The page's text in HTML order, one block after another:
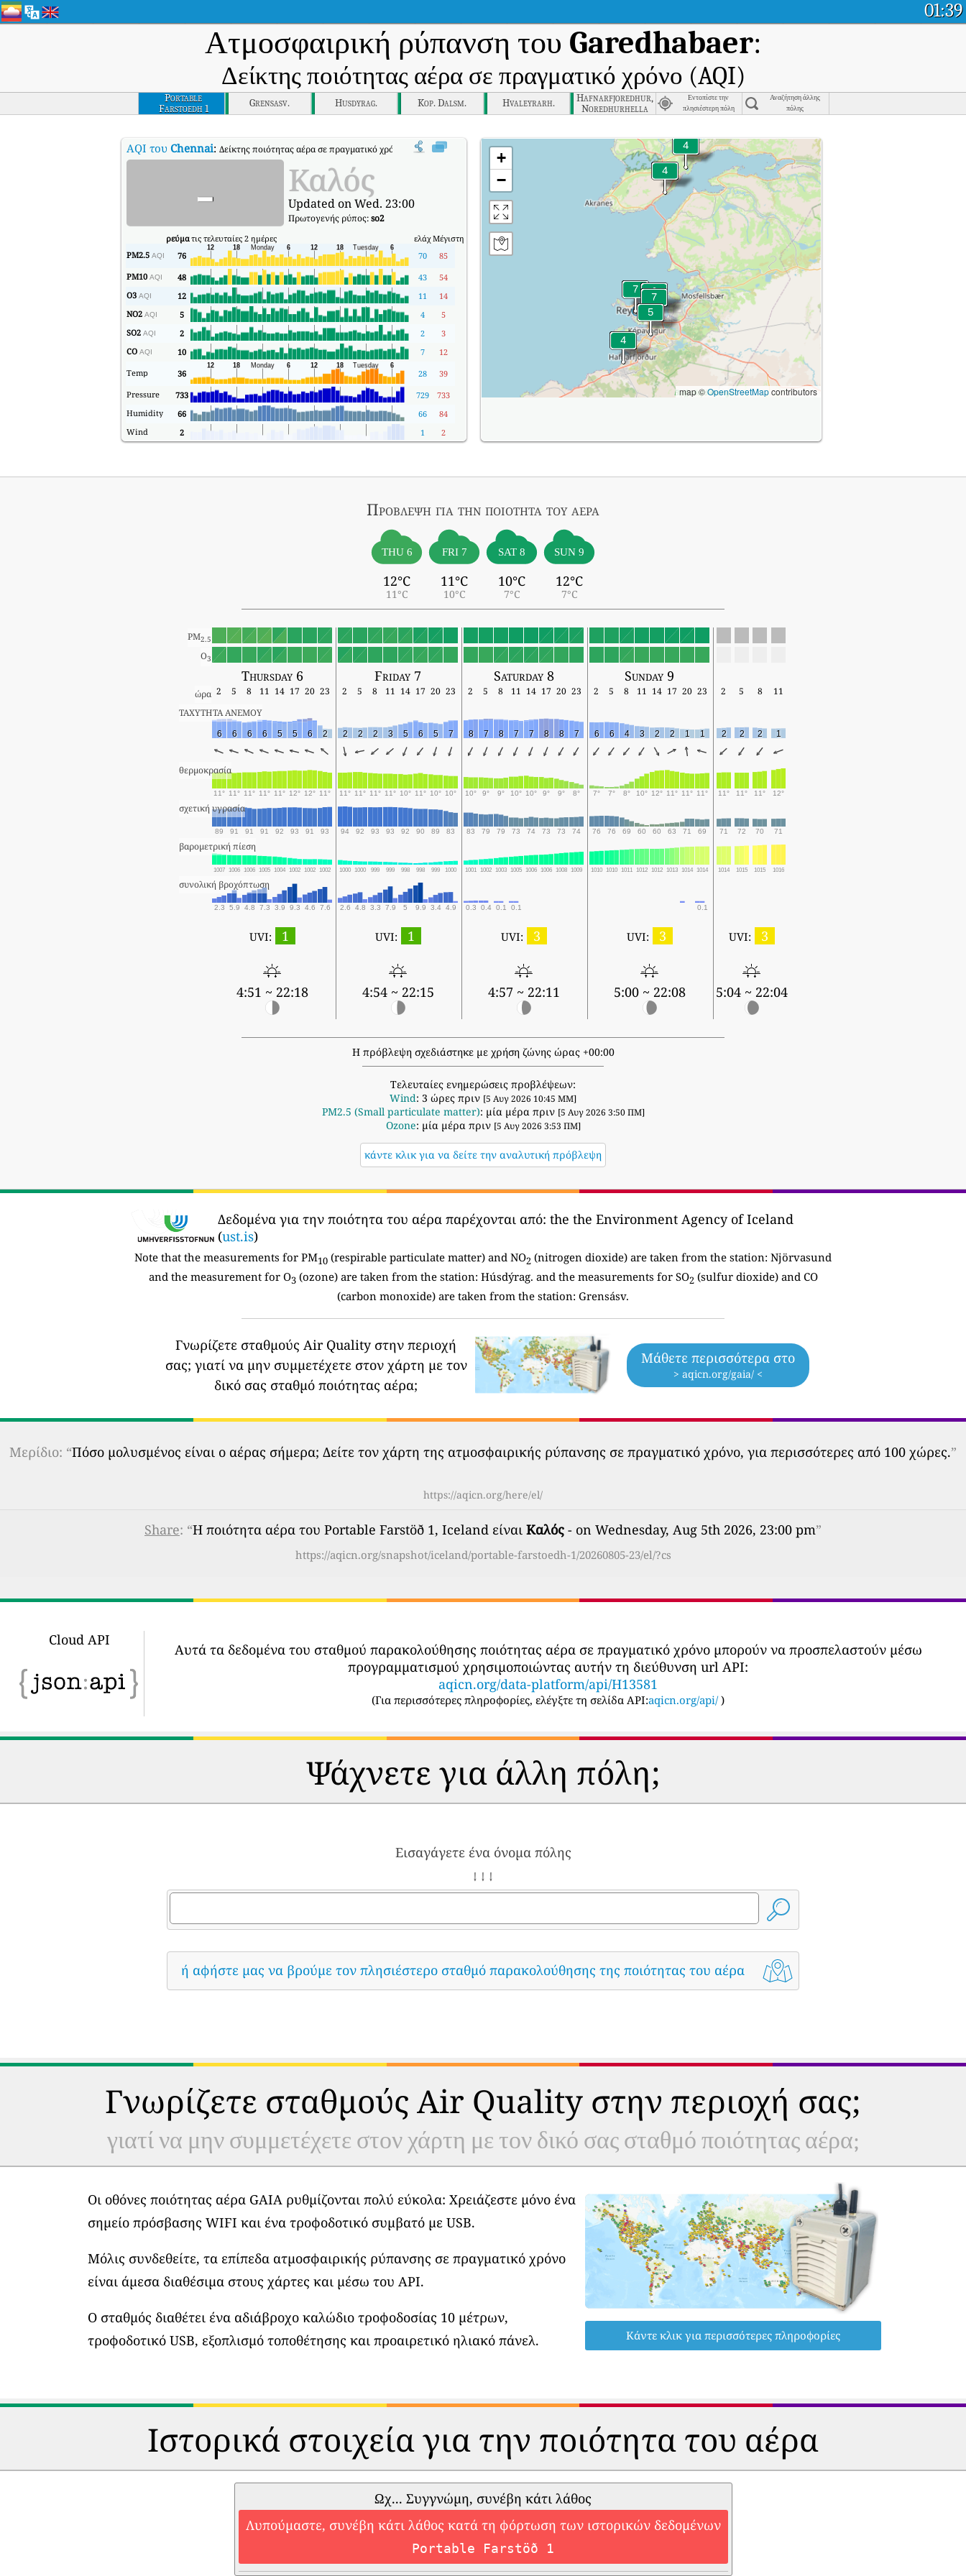
01:39
Ατμοσφαιρική ρύπανση του Garedhabaer:
Δείκτης ποιότητας αέρα σε πραγματικό χρόνο (AQI)
Portable
Farstoedh 1
Grensasv. Husdyrag. Kop. Dalsm. Hvaleyrarh.
Hafnarfjoredhur,
Noredhurhella
Εντοπίστε την
πλησιέστερη πόλη
Αναζήτηση άλλης
πόλης
AQI του Chennai: Δείκτης ποιότητας αέρα σε πραγματικό χρόνο (AQI) της Chennai.
- Καλός
Updated on Wed. 23:00
Πρωτογενής ρύπος:so2
ρεύματις τελευταίες 2 ημέρες ελάχΜέγιστη
PM2.5 AQI 76 70
85
PM10 AQI 48 43
54
O3 AQI 12 11
14
NO2 AQI 5 4
5
SO2 AQI 2 2
3
CO AQI 10 7
12
Temp
36 28
39
Pressure
733 729
733
Humidity
66 66
84
Wind
2 1 2
+
−
map ©OpenStreetMapcontributors
Πρόβλεψη για την ποιότητα του αέρα
THU 6
12°C
11°C
FRI 7
11°C
10°C
SAT 8
10°C
7°C
SUN 9
12°C
7°C
PM2.5
O3
Thursday 6 Friday 7 Saturday 8 Sunday 9
ώρα 2 5 8 11 14 17 20 23 2 5 8 11 14 17 20 23 2 5 8 11 14 17 20 23 2 5 8 11 14 17 20 23 2 5 8
11
ΤΑΧΥΤΗΤΑ ΑΝΕΜΟΥ
6 6 6 6 5 5 6 2 2 2 2 3 5 6 5 7 8 7 8 7 7 8 8 7 6 6 4 3 2 2 1 1 2 2 2 1
θερμοκρασία
11° 11° 11° 11° 11° 12° 12° 11° 11° 11° 11° 11° 10° 11° 10° 10° 10° 9° 9° 10° 10° 9° 9° 8° 7° 7° 8° 10° 12° 11° 11° 11° 11° 11° 11° 12°
σχετική υγρασία
89 91 91 91 92 93 91 93 94 92 93 93 92 90 89 83 83 79 79 73 74 73 73 74 76 76 69 60 60 63 71 69 71 72 70 71
βαρομετρική πίεση
1007 1006 1006 1005 1004 1002 1002 1002 1000 1000 999 999 998 998 999 1000 1001 1002 1003 1005 1006 1006 1008 1009 1010 1010 1011 1012 1012 1013 1014 1014 1014 1015 1015 1016
συνολική βροχόπτωση
2.3 5.9 4.8 7.3 3.9 9.3 4.6 7.6 2.6 4.8 3.3 7.9 5 9.9 3.4 4.9 0.3 0.4 0.1 0.1 0.1
UVI: 1
4:51 ~ 22:18
UVI: 1
4:54 ~ 22:15
UVI: 3
4:57 ~ 22:11
UVI: 3
5:00 ~ 22:08
UVI: 3
5:04 ~ 22:04
Η πρόβλεψη σχεδιάστηκε με χρήση ζώνης ώρας +00:00
Τελευταίες ενημερώσεις προβλέψεων:
Wind: 3 ώρες πριν [5 Αυγ 2026 10:45 ΜΜ]
PM2.5 (Small particulate matter): μία μέρα πριν [5 Αυγ 2026 3:50 ΠΜ]
Ozone: μία μέρα πριν [5 Αυγ 2026 3:53 ΠΜ]
κάντε κλικ για να δείτε την αναλυτική πρόβλεψη
Δεδομένα για την ποιότητα του αέρα παρέχονται από: the the Environment Agency of Iceland
(ust.is)
Note that the measurements for PM10 (respirable particulate matter) and NO2 (nitrogen dioxide) are taken from the station: Njörvasund
and the measurement for O3(ozone) are taken from the station: Húsdýrag. and the measurements for SO2 (sulfur dioxide) and CO
(carbon monoxide) are taken from the station: Grensásv.
Γνωρίζετε σταθμούς Air Quality στην περιοχή
σας; γιατί να μην συμμετέχετε στον χάρτη με τον
δικό σας σταθμό ποιότητας αέρα;
Μάθετε περισσότερα στο
> aqicn.org/gaia/ <
Μερίδιο: “Πόσο μολυσμένος είναι ο αέρας σήμερα; Δείτε τον χάρτη της ατμοσφαιρικής ρύπανσης σε πραγματικό χρόνο, για περισσότερες από 100 χώρες.”
https://aqicn.org/here/el/
Share: “Η ποιότητα αέρα του Portable Farstöð 1, Iceland είναι Καλός - on Wednesday, Aug 5th 2026, 23:00 pm”
https://aqicn.org/snapshot/iceland/portable-farstoedh-1/20260805-23/el/?cs
Cloud API
Αυτά τα δεδομένα του σταθμού παρακολούθησης ποιότητας αέρα σε πραγματικό χρόνο μπορούν να προσπελαστούν μέσω
προγραμματισμού χρησιμοποιώντας αυτήν τη διεύθυνση url API:
aqicn.org/data-platform/api/H13581
(Για περισσότερες πληροφορίες, ελέγξτε τη σελίδα API:aqicn.org/api/ )
Ψάχνετε για άλλη πόλη;
Εισαγάγετε ένα όνομα πόλης
↓ ↓ ↓
ή αφήστε μας να βρούμε τον πλησιέστερο σταθμό παρακολούθησης της ποιότητας του αέρα
Γνωρίζετε σταθμούς Air Quality στην περιοχή σας;
γιατί να μην συμμετέχετε στον χάρτη με τον δικό σας σταθμό ποιότητας αέρα;
Οι οθόνες ποιότητας αέρα GAIA ρυθμίζονται πολύ εύκολα: Χρειάζεστε μόνο ένα
σημείο πρόσβασης WIFI και ένα τροφοδοτικό συμβατό με USB.
Μόλις συνδεθείτε, τα επίπεδα ατμοσφαιρικής ρύπανσης σε πραγματικό χρόνο
είναι άμεσα διαθέσιμα στους χάρτες και μέσω του API.
Ο σταθμός διαθέτει ένα αδιάβροχο καλώδιο τροφοδοσίας 10 μέτρων,
τροφοδοτικό USB, εξοπλισμό τοποθέτησης και προαιρετικό ηλιακό πάνελ.
Κάντε κλικ για περισσότερες πληροφορίες
Ιστορικά στοιχεία για την ποιότητα του αέρα
Ωχ... Συγγνώμη, συνέβη κάτι λάθος
Λυπούμαστε, συνέβη κάτι λάθος κατά τη φόρτωση των ιστορικών δεδομένων
Portable Farstöð 1